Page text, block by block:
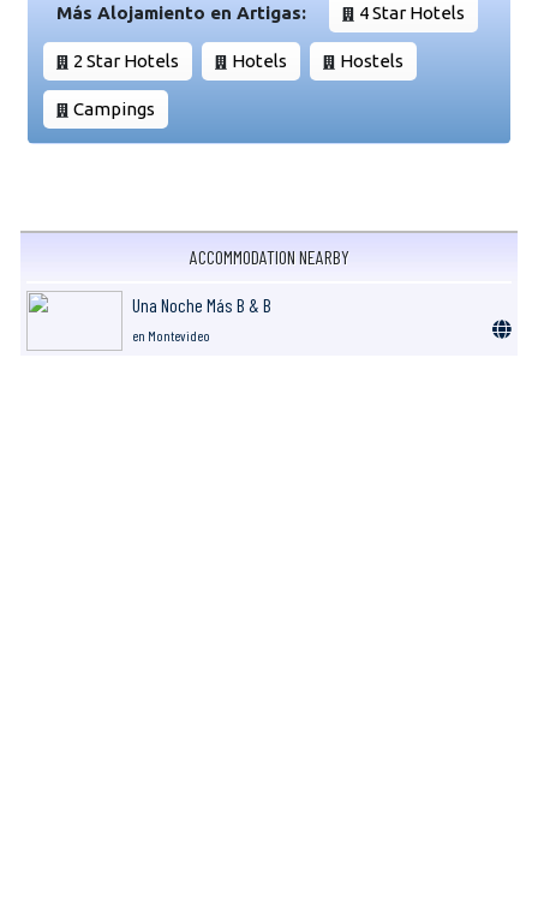
Más Alojamiento en Artigas: 4 Star Hotels
2 Star Hotels Hotels Hostels
Campings
ACCOMMODATION NEARBY
Una Noche Más B & B
en Montevideo